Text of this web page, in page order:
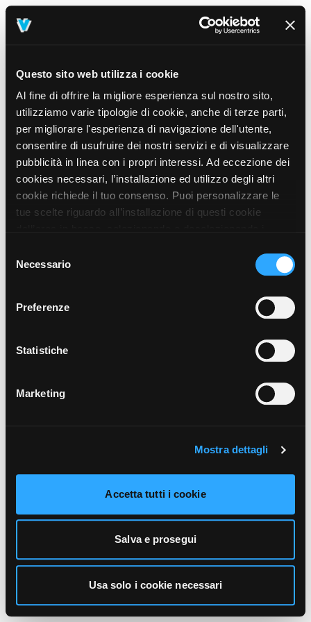
Questo sito web utilizza i cookie
Al fine di offrire la migliore esperienza sul nostro sito,
utilizziamo varie tipologie di cookie, anche di terze parti,
per migliorare l'esperienza di navigazione dell'utente,
consentire di usufruire dei nostri servizi e di visualizzare
pubblicità in linea con i propri interessi. Ad eccezione dei
cookies necessari, l’installazione ed utilizzo degli altri
cookie richiede il tuo consenso. Puoi personalizzare le
tue scelte riguardo all’installazione di questi cookie
prosegui” o decidere di accettare tutti i cookie, cliccando
sul pulsante “Accetta tutti i cookie”. Cliccando sul tasto
unicamente i cookie necessari alla navigazione. Per
funzionamento, puoi prendere visione dell’informativa
cliccando qui.
delNecessario
Preferenze
Statistiche
Marketing
Mostra dettagli
Accetta tutti i cookie
Salva e prosegui
Usa solo i cookie necessari
404